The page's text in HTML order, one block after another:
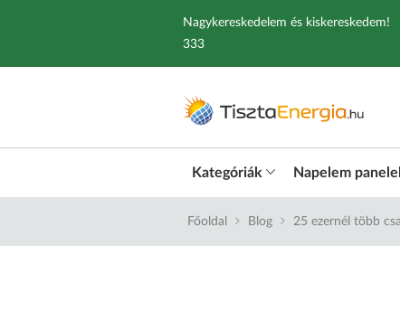
Nagykereskedelem és kiskereskedem!
333
Kategóriák Napelem
Főoldal Blog 25 ezernél több